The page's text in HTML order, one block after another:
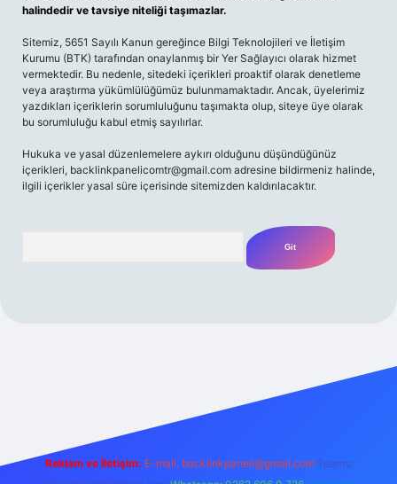
halindedir ve tavsiye niteliği taşımazlar.
Sitemiz, 5651 Sayılı Kanun gereğince Bilgi Teknolojileri ve İletişim
Kurumu (BTK) tarafından onaylanmış bir Yer Sağlayıcı olarak hizmet
vermektedir. Bu nedenle, sitedeki içerikleri proaktif olarak denetleme
veya araştırma yükümlülüğümüz bulunmamaktadır. Ancak, üyelerimiz
yazdıkları içeriklerin sorumluluğunu taşımakta olup, siteye üye olarak
bu sorumluluğu kabul etmiş sayılırlar.
Hukuka ve yasal düzenlemelere aykırı olduğunu düşündüğünüz
içerikleri, backlinkpanelicomtr@gmail.com adresine bildirmeniz halinde,
ilgili içerikler yasal süre içerisinde sitemizden kaldırılacaktır.
Reklam ve İletişim: E-mail: backlinkpaneli@gmail.com Teams: